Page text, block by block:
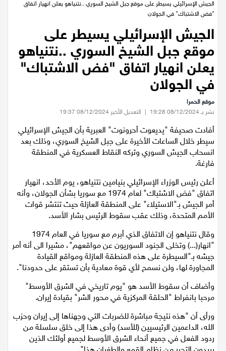
عيلبون
دير حنا
سخنين
عرابة
اخبار عالمية
رياضة
رياضة محلية
رياضة عالمية
تقارير خاصة
اقتصاد
مقالات
مطبخ
صحة وطب
مجلة الحمرا
الرئيسية / اخبار محلية
/
الجيش الإسرائيلي يسيطر على موقع جبل الشيخ السوري ..نتنياهو يعلن انهيار اتفاق
الجيش الإسرائيلي يسيطر على
موقع جبل الشيخ السوري ..نتنياهو
يعلن انهيار اتفاق "فض الاشتباك"
في الجولان
موقع الحمرا
أفادت صحيفة "يديعوت أحرونوت" العبرية بأن الجيش الإسرائيلي
سيطر خلال الساعات الأخيرة على جبل الشيخ السوري، وذلك بعد
انسحاب الجيش السوري وتركه النقاط العسكرية في المنطقة
أعلن رئيس الوزراء الإسرائيلي بنيامين نتنياهو، يوم الأحد، انهيار
اتفاق "فض الاشتباك" لعام 1974 مع سوريا بشأن الجولان، وأنه
أمر الجيش بـ"الاستيلاء" على المنطقة العازلة حيث تنتشر قوات
وقال نتنياهو إن الاتفاق الذي أبرم مع سوريا في العام 1974
"انهار(...) وتخلى الجنود السوريون عن مواقعهم"، مشيرا الى أنه أمر
جيشه بـ"السيطرة على هذه المنطقة العازلة ومواقع القيادة
وأضاف أن سقوط الأسد هو "يوم تاريخي في الشرق الأوسط"
ورأى أن "هذه نتيجة مباشرة للضربات التي وجهناها إلى إيران وحزب
الله، الداعمين الرئيسيين (للأسد) وأدى هذا إلى خلق سلسلة من
ردود الفعل في جميع أنحاء الشرق الأوسط لجميع أولئك الذين